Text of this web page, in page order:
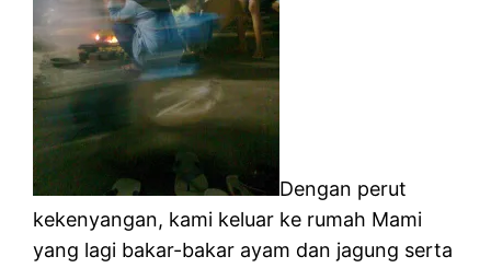
Dengan perut
kekenyangan, kami keluar ke rumah Mami
yang lagi bakar-bakar ayam dan jagung serta